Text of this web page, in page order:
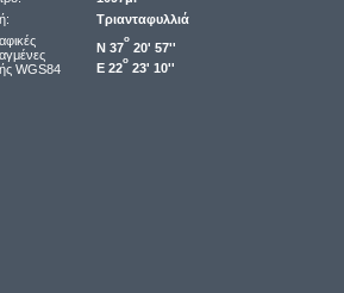
Τριανταφυλλιά
WGS84
Ν 37
o
20' 57''
Ε 22
o
23' 10''